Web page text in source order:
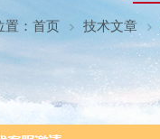
： 首页 技术文章